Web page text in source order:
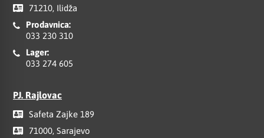
71210, Ilidža
Prodavnica:
033 230 310
Lager:
033 274 605
PJ. Rajlovac
Safeta Zajke 189
71000, Sarajevo